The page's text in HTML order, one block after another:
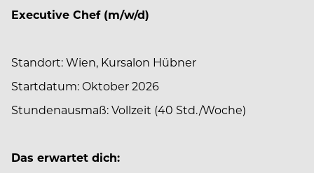
Executive Chef (m/w/d)
Standort: Wien, Kursalon Hübner
Startdatum: Oktober 2026
Stundenausmaß: Vollzeit (40 Std./Woche)
Das erwartet dich: